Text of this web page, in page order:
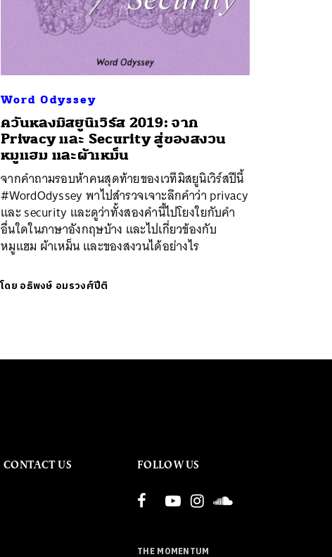
Word Odyssey
ควันหลงมิสยูนิเวิร์ส 2019: จาก
Privacy และ Security สู่ของสงวน
หมูแฮม และผ้าเหม็น
จากคำถามรอบห้าคนสุดท้ายของเวทีมิสยูนิเวิร์สปีนี้
#WordOdyssey พาไปสำรวจเจาะลึกคำว่า privacy
และ security และดูว่าทั้งสองคำนี้ไปโยงใยกับคำ
อื่นใดในภาษาอังกฤษบ้าง และไปเกี่ยวข้องกับ
หมูแฮม ผ้าเหม็น และของสงวนได้อย่างไร
โดย อธิพงษ์ อมรวงศ์ปีติ
CONTACT US FOLLOW US
THE MOMENTUM